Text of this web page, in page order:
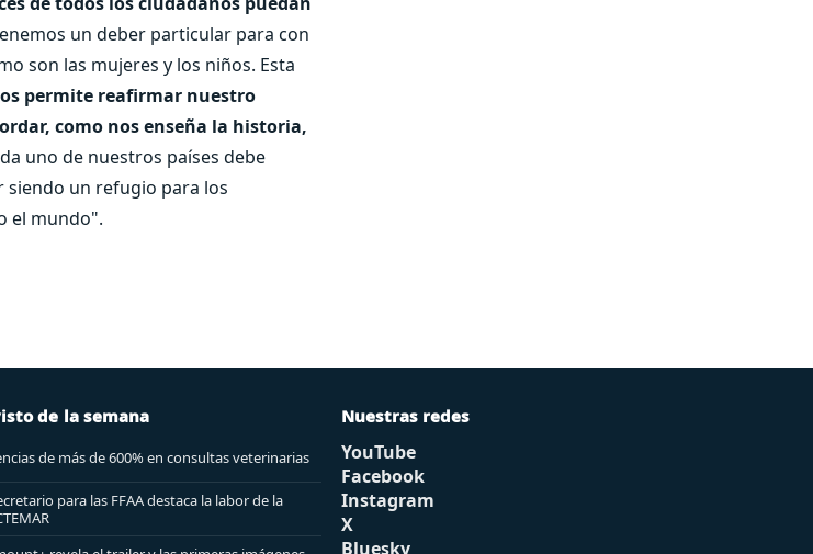
un deber particular para con
son las mujeres y los niños. Esta
permite reafirmar nuestro
como nos enseña la historia,
uno de nuestros países debe
siendo un refugio para los
el mundo".
de la semana
de más de 600% en consultas veterinarias
para las FFAA destaca la labor de la
Nuestras redes
YouTube
Facebook
Instagram
X
Bluesky